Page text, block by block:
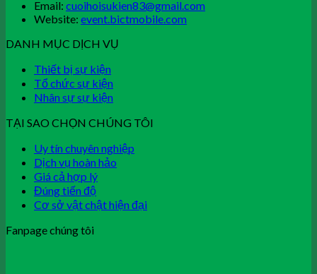
Email: cuoihoisukien83@gmail.com
Website: event.bictmobile.com
DANH MỤC DỊCH VỤ
Thiết bị sự kiện
Tổ chức sự kiện
Nhân sự sự kiện
TẠI SAO CHỌN CHÚNG TÔI
Uy tín chuyên nghiệp
Dịch vụ hoàn hảo
Giá cả hợp lý
Đúng tiến độ
Cơ sở vật chật hiện đại
Fanpage chúng tôi